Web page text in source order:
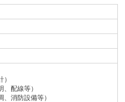
、配線等）
、消防設備等）